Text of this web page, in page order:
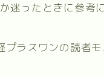
迷ったときに参考
プラスワンの読者